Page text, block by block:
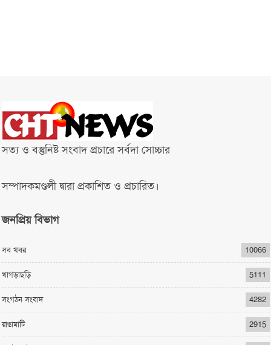
সত্য ও বস্তুনিষ্ট সংবাদ প্রচারে সর্বদা সোচ্চার
সম্পাদকমণ্ডলী দ্বারা প্রকাশিত ও প্রচারিত।
জনপ্রিয় বিভাগ
সব খবর 10066
খাগড়াছড়ি 5111
সংগঠন সংবাদ 4282
রাঙামাটি 2915